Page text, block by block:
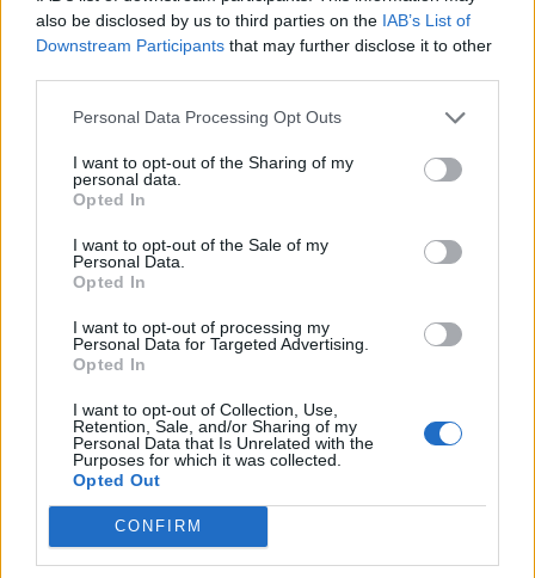
also be disclosed by us to third parties on the IAB’s List of
Downstream Participants that may further disclose it to other
Personal Data Processing Opt Outs
I want to opt-out of the Sharing of my
personal data.
Opted In
I want to opt-out of the Sale of my
Personal Data.
Opted In
I want to opt-out of processing my
Personal Data for Targeted Advertising.
Opted In
I want to opt-out of Collection, Use,
Retention, Sale, and/or Sharing of my
Personal Data that Is Unrelated with the
Purposes for which it was collected.
Opted Out
CONFIRM
Più integrazione tra ospedali e con
il territorio nel futuro dell’Asst
Sette Laghi
Malore in acqua, grave una
ragazzina olandese
Ventidue bambini senza assistenza.
I Comuni: “Intervenga l’ospedale”